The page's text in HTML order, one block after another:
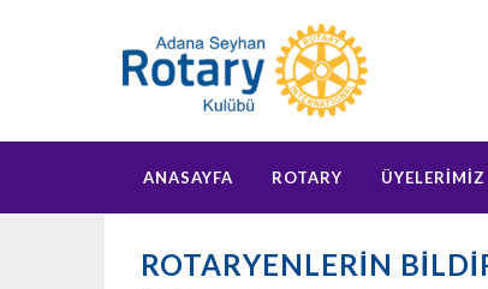
ANASAYFA ROTARY ÜYELERİMİZ
ROTARYENLERİN